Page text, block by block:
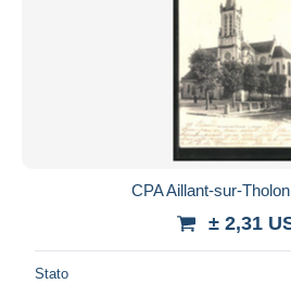
CPA Aillant-sur-
± 2,31
Stato